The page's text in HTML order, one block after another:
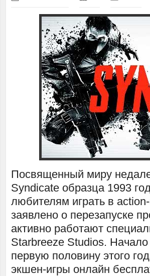
Посвященный миру
Syndicate образца 1993
любителям играть в
заявлено о перезапуске
активно работают
Starbreeze Studios.
первую половину этого
экшен-игры онлайн